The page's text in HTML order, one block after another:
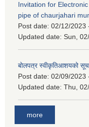
Invitation for
pipe of chaurjahari
Post date: 02/12/2023
Updated date: Sun,
बोलपत्र स्वीकृतिआशयको
Post date: 02/09/2023
Updated date: Thu,
more